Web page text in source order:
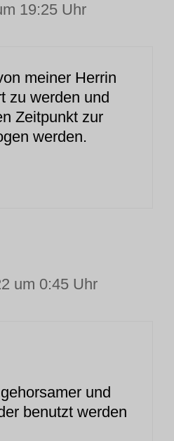
19:25 Uhr
meiner Herrin
zu werden und
Zeitpunkt zur
werden.
um 0:45 Uhr
und
benutzt werden